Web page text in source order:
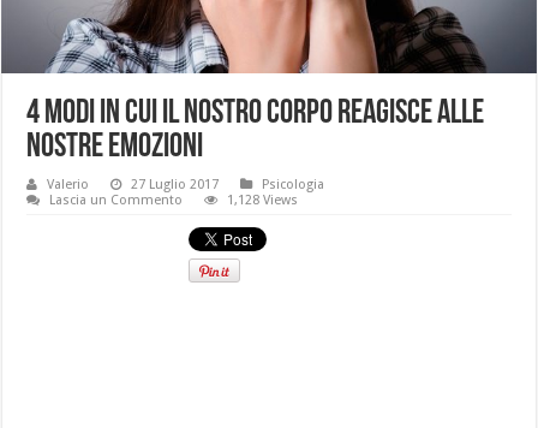
4 modi in cui il nostro corpo reagisce alle
nostre emozioni
Valerio 27 Luglio 2017
Psicologia
Lascia un Commento
1,128 Views